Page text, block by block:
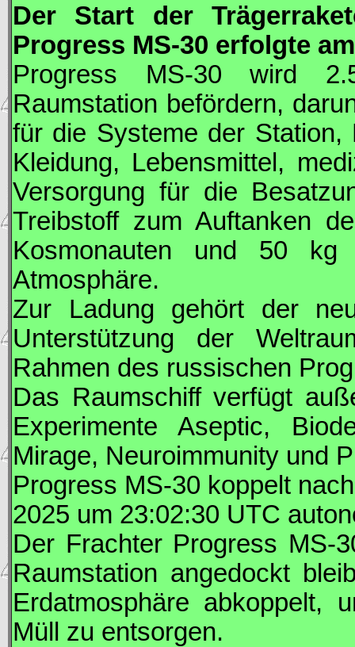
Der Start der
Progress MS-30 erfolgte
Progress MS-30 wird
Raumstation befördern,
für die Systeme der Station,
Kleidung, Lebensmittel,
Versorgung für die
Treibstoff zum Auftanken
Kosmonauten und 50
Atmosphäre.
Zur Ladung gehört der
Unterstützung der
Rahmen des russischen
Das Raumschiff verfügt
Experimente Aseptic,
Mirage, Neuroimmunity und
Progress MS-30 koppelt
2025 um 23:02:30 UTC
Der Frachter Progress MS-
Raumstation angedockt
Erdatmosphäre abkoppelt,
Müll zu entsorgen.